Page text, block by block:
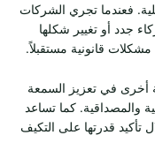
فعندما تجري الشركات
جدد أو تغيير شكلها
قانونية مستقبلاً.
أخرى في تعزيز السمعة
والمصداقية. كما تساعد
تأكيد قدرتها على التكيف